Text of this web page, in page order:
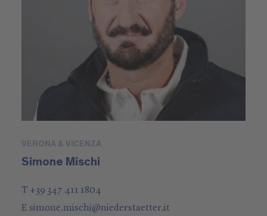
VERONA & VICENZA
Simone Mischi
T +39 347 411 1804
Esimone.mischi@niederstaetter.it